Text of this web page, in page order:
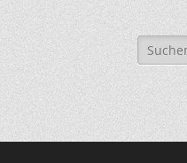
Suche
nach: